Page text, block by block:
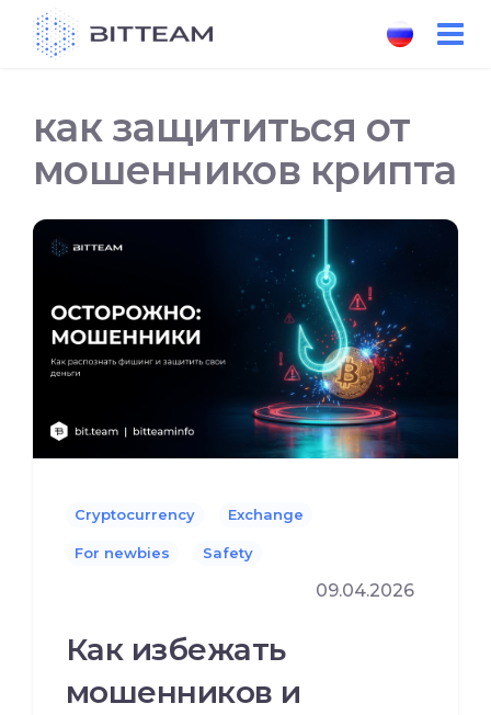
как защититься от
мошенников крипта
Cryptocurrency Exchange
For newbies Safety
09.04.2026
Как избежать
мошенников и